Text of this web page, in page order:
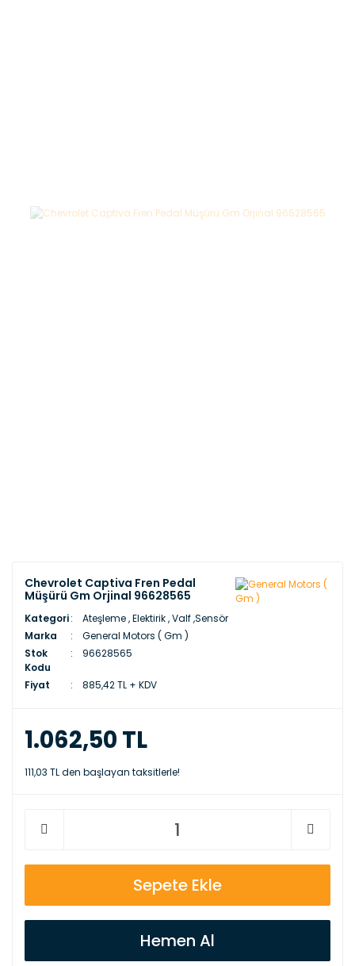
Chevrolet Captiva Fren Pedal
Müşürü Gm Orjinal 96628565
Kategori
Ateşleme , Elektirik , Valf ,Sensör
Marka
General Motors ( Gm )
Stok
Kodu
96628565
Fiyat 885,42 TL + KDV
1.062,50 TL
111,03 TL den başlayan taksitlerle!
Sepete Ekle
Hemen Al